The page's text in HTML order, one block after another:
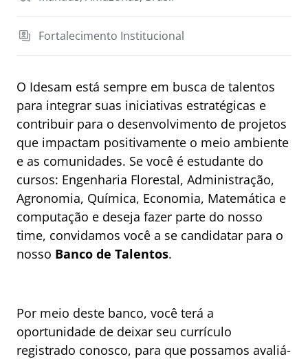
Fortalecimento Institucional
O Idesam está sempre em busca de talentos
para integrar suas iniciativas estratégicas e
contribuir para o desenvolvimento de projetos
que impactam positivamente o meio ambiente
e as comunidades. Se você é estudante do
cursos: Engenharia Florestal, Administração,
Agronomia, Química, Economia, Matemática e
computação e deseja fazer parte do nosso
time, convidamos você a se candidatar para o
nosso Banco de Talentos.
Por meio deste banco, você terá a
oportunidade de deixar seu currículo
registrado conosco, para que possamos avaliá-